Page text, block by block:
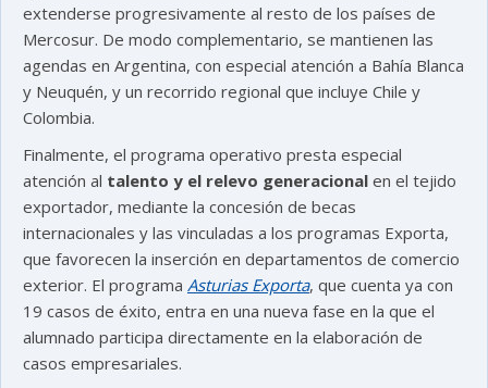
extenderse progresivamente al resto de los países de
Mercosur. De modo complementario, se mantienen las
agendas en Argentina, con especial atención a Bahía Blanca
y Neuquén, y un recorrido regional que incluye Chile y
Colombia.
Finalmente, el programa operativo presta especial
atención al talento y el relevo generacional en el tejido
exportador, mediante la concesión de becas
internacionales y las vinculadas a los programas Exporta,
que favorecen la inserción en departamentos de comercio
exterior. El programa Asturias Exporta, que cuenta ya con
19 casos de éxito, entra en una nueva fase en la que el
alumnado participa directamente en la elaboración de
casos empresariales.